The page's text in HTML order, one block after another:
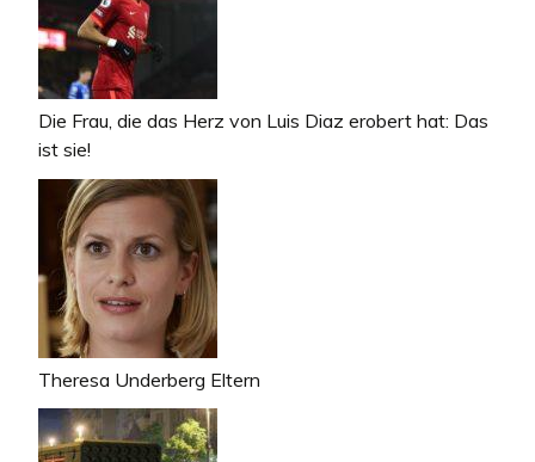
Die Frau, die das Herz von Luis Diaz erobert hat: Das
ist sie!
Theresa Underberg Eltern